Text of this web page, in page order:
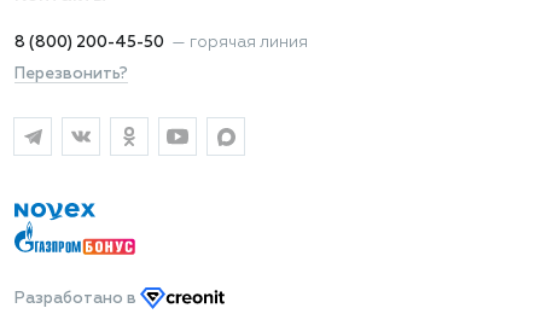
8 (800) 200-45-50 — горячая линия
Перезвонить?
Разработано в